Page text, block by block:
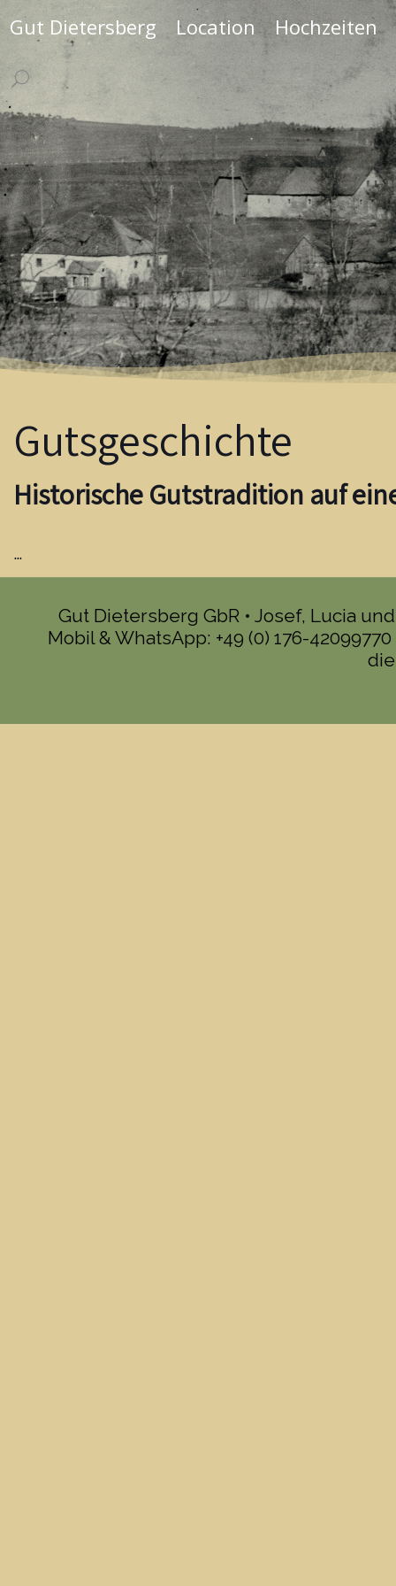
Gut Dietersberg Location Hochzeiten
Gutsgeschichte
Historische Gutstradition auf
…
Gut Dietersberg GbR • Josef, Lucia
Mobil & WhatsApp: +49 (0) 176-42099770